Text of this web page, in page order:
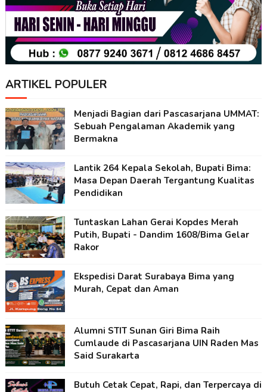
ARTIKEL POPULER
Menjadi Bagian dari Pascasarjana UMMAT:
Sebuah Pengalaman Akademik yang
Bermakna
Lantik 264 Kepala Sekolah, Bupati Bima:
Masa Depan Daerah Tergantung Kualitas
Pendidikan
Tuntaskan Lahan Gerai Kopdes Merah
Putih, Bupati - Dandim 1608/Bima Gelar
Rakor
Ekspedisi Darat Surabaya Bima yang
Murah, Cepat dan Aman
Alumni STIT Sunan Giri Bima Raih
Cumlaude di Pascasarjana UIN Raden Mas
Said Surakarta
Butuh Cetak Cepat, Rapi, dan Terpercaya di